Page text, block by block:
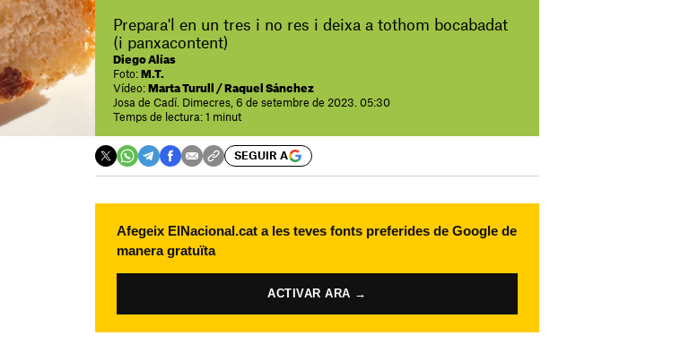
Prepara'l en un tres i no res i deixa a tothom bocabadat
(i panxacontent)
Diego Alías
Foto: M.T.
Vídeo: Marta Turull / Raquel Sánchez
Josa de Cadí. Dimecres, 6 de setembre de 2023. 05:30
Temps de lectura: 1 minut
SEGUIR A
Afegeix ElNacional.cat a les teves fonts preferides de Google de
manera gratuïta
ACTIVAR ARA →